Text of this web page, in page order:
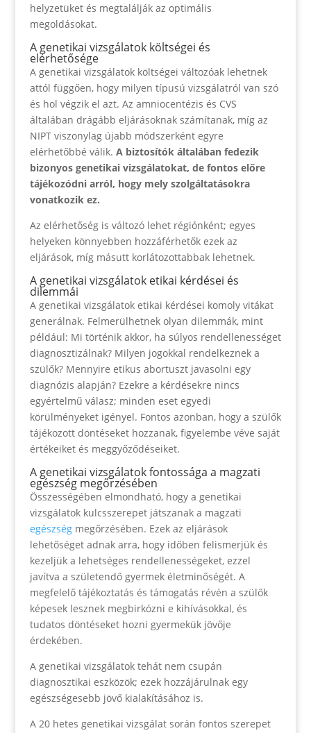
helyzetüket és megtalálják az optimális
megoldásokat.
A genetikai vizsgálatok költségei és
elérhetősége
A genetikai vizsgálatok költségei változóak lehetnek
attól függően, hogy milyen típusú vizsgálatról van szó
és hol végzik el azt. Az amniocentézis és CVS
általában drágább eljárásoknak számítanak, míg az
NIPT viszonylag újabb módszerként egyre
elérhetőbbé válik. A biztosítók általában fedezik
bizonyos genetikai vizsgálatokat, de fontos előre
tájékozódni arról, hogy mely szolgáltatásokra
vonatkozik ez.
Az elérhetőség is változó lehet régiónként; egyes
helyeken könnyebben hozzáférhetők ezek az
eljárások, míg másutt korlátozottabbak lehetnek.
A genetikai vizsgálatok etikai kérdései és
dilemmái
A genetikai vizsgálatok etikai kérdései komoly vitákat
generálnak. Felmerülhetnek olyan dilemmák, mint
például: Mi történik akkor, ha súlyos rendellenességet
diagnosztizálnak? Milyen jogokkal rendelkeznek a
szülők? Mennyire etikus abortuszt javasolni egy
diagnózis alapján? Ezekre a kérdésekre nincs
egyértelmű válasz; minden eset egyedi
körülményeket igényel. Fontos azonban, hogy a szülők
tájékozott döntéseket hozzanak, figyelembe véve saját
értékeiket és meggyőződéseiket.
A genetikai vizsgálatok fontossága a magzati
egészség megőrzésében
Összességében elmondható, hogy a genetikai
vizsgálatok kulcsszerepet játszanak a magzati
egészségmegőrzésében. Ezek az eljárások
lehetőséget adnak arra, hogy időben felismerjük és
kezeljük a lehetséges rendellenességeket, ezzel
javítva a születendő gyermek életminőségét. A
megfelelő tájékoztatás és támogatás révén a szülők
képesek lesznek megbirkózni e kihívásokkal, és
tudatos döntéseket hozni gyermekük jövője
érdekében.
A genetikai vizsgálatok tehát nem csupán
diagnosztikai eszközök; ezek hozzájárulnak egy
egészségesebb jövő kialakításához is.
A 20 hetes genetikai vizsgálat során fontos szerepet